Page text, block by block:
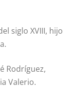
siglo XVIII, hijo
Rodríguez,
Valerio.